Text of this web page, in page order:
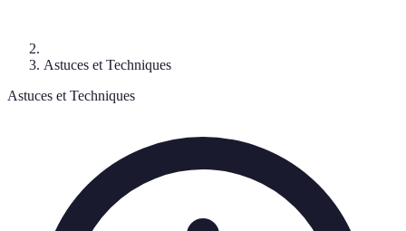
Astuces et Techniques
Astuces et Techniques